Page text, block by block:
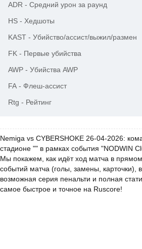
ADR - Средний урон за раунд
HS - Хедшоты
KAST - Убийство/ассист/выжил/размен
FK - Первые убийства
AWP - Убийства AWP
FA - Флеш-ассист
Rtg - Рейтинг
Nemiga vs CYBERSHOKE 26-04-2026:
стадионе "" в рамках события "NODWIN
Мы покажем, как идёт ход матча в
событий матча (голы, замены, карточки),
возможная серия пенальти и полная
самое быстрое и точное на Ruscore!